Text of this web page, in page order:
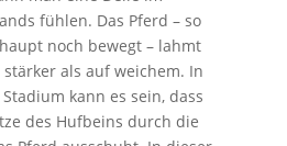
fühlen. Das Pferd – so
noch bewegt – lahmt
als auf weichem. In
kann es sein, dass
des Hufbeins durch die